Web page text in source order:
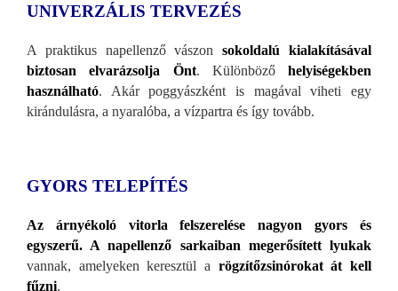
UNIVERZÁLIS TERVEZÉS
A praktikus napellenző vászonsokoldalú kialakításával
biztosan elvarázsolja Önt. Különböző helyiségekben
használható. Akár poggyászként is magával viheti egy
kirándulásra, a nyaralóba, a vízpartra és így tovább.
GYORS TELEPÍTÉS
Az árnyékoló vitorla felszerelése nagyon gyors és
egyszerű. A napellenző sarkaiban megerősített lyukak
vannak, amelyeken keresztül a rögzítőzsinórokat át kell
fűzni.